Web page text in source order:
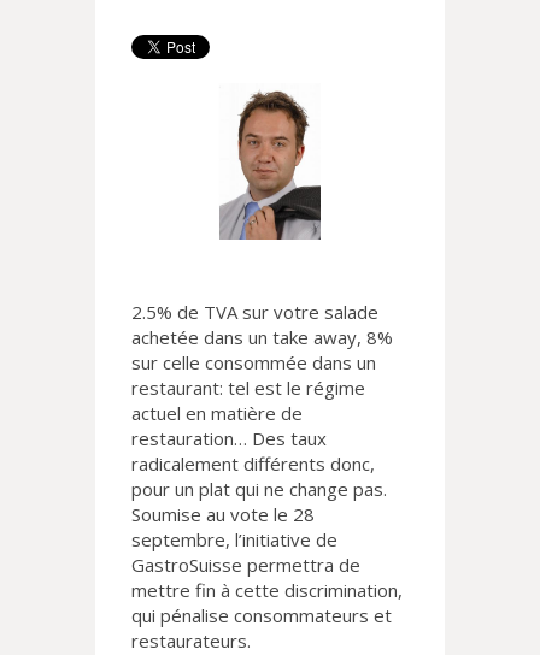
2.5% de TVA sur votre salade
achetée dans un take away, 8%
sur celle consommée dans un
restaurant: tel est le régime
actuel en matière de
restauration… Des taux
radicalement différents donc,
pour un plat qui ne change pas.
Soumise au vote le 28
septembre, l’initiative de
GastroSuisse permettra de
mettre fin à cette discrimination,
qui pénalise consommateurs et
restaurateurs.